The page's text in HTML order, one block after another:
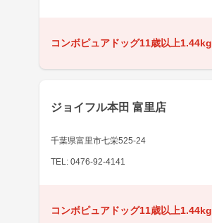
コンボピュアドッグ11歳以上1.44kg
ジョイフル本田 富里店
千葉県富里市七栄525-24
TEL: 0476-92-4141
コンボピュアドッグ11歳以上1.44kg